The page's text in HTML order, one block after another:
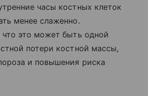
часы костных клеток
менее слаженно.
что это может быть одной
потери костной массы,
и повышения риска